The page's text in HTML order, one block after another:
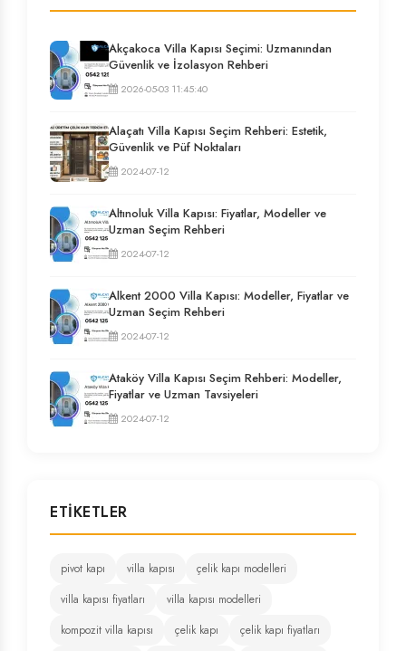
Akçakoca Villa Kapısı Seçimi: Uzmanından
Güvenlik ve İzolasyon Rehberi
2026-05-03 11:45:40
Alaçatı Villa Kapısı Seçim Rehberi: Estetik,
Güvenlik ve Püf Noktaları
2024-07-12
Altınoluk Villa Kapısı: Fiyatlar, Modeller ve
Uzman Seçim Rehberi
2024-07-12
Alkent 2000 Villa Kapısı: Modeller, Fiyatlar ve
Uzman Seçim Rehberi
2024-07-12
Ataköy Villa Kapısı Seçim Rehberi: Modeller,
Fiyatlar ve Uzman Tavsiyeleri
2024-07-12
ETIKETLER
pivot kapı villa kapısı
çelik kapı modelleri
villa kapısı fiyatları
villa kapısı modelleri
kompozit villa kapısı
çelik kapı
çelik kapı fiyatları